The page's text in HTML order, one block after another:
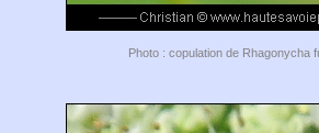
Photo : copulation de Rhagonycha